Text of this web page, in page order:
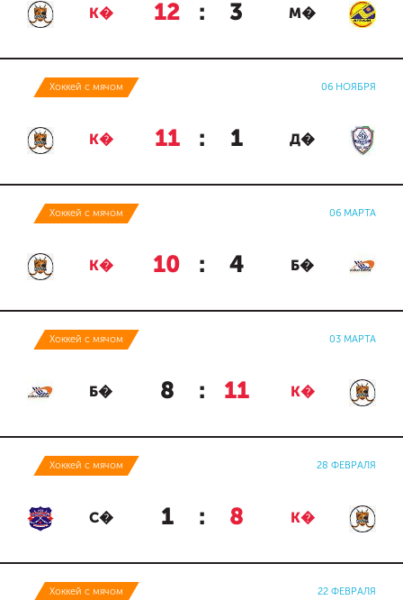
К� 12 : 3 М�
Хоккей с мячом 06 НОЯБРЯ
К� 11 : 1 Д�
Хоккей с мячом 06 МАРТА
К� 10 : 4 Б�
Хоккей с мячом 03 МАРТА
Б� 8 : 11 К�
Хоккей с мячом 28 ФЕВРАЛЯ
С� 1 : 8 К�
Хоккей с мячом 22 ФЕВРАЛЯ